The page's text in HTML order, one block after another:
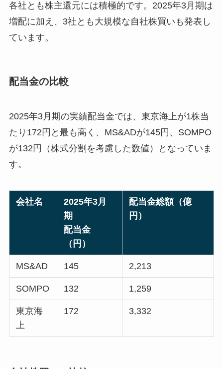
各社とも株主還元には積極的です。2025年3月期は
増配に加え、3社とも大規模な自社株買いも発表し
ています。
配当金の比較
2025年3月期の実績配当金では、東京海上が1株当
たり172円と最も高く、MS&ADが145円、SOMPO
が132円（株式分割を考慮した数値）となっていま
す。
会社名
2025年3月
期
配当金
（円）
配当金総額（億
円）
MS&AD 145 2,213
SOMPO 132 1,259
東京海
上
172 3,332